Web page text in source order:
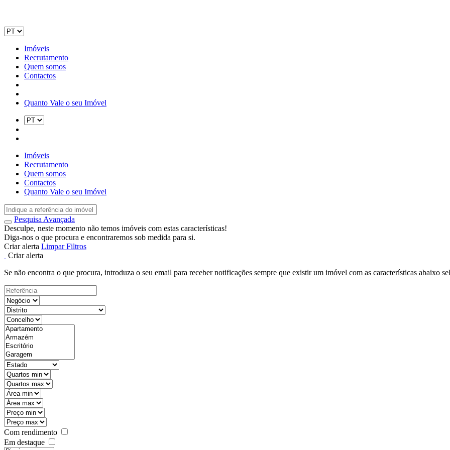
Imóveis
Recrutamento
Quem somos
Contactos
Quanto Vale o seu Imóvel
Imóveis
Recrutamento
Quem somos
Contactos
Quanto Vale o seu Imóvel
Pesquisa Avançada
Desculpe, neste momento não temos imóveis com estas características!
Diga-nos o que procura e encontraremos sob medida para si.
Criar alerta Limpar Filtros
Criar alerta
Se não encontra o que procura, introduza o seu email para receber notificações sempre que existir um imóvel com as características abaixo
Com rendimento
Em destaque